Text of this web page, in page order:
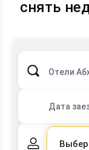
снять
Отели
Дата
2